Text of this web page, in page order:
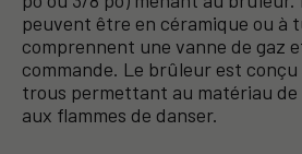
peuvent être en céramique ou à
comprennent une vanne de gaz
commande. Le brûleur est
trous permettant au matériau
aux flammes de danser.